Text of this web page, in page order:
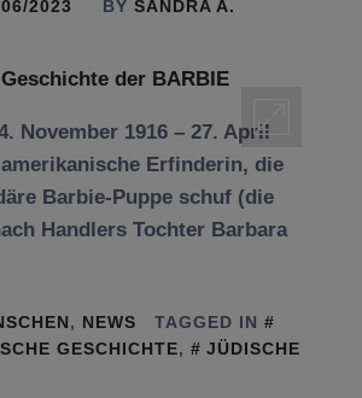
2023 BY SANDRA A.
November 1916 – 27. April
Erfinderin, die
Barbie-Puppe schuf (die
Handlers Tochter Barbara
, NEWS
TAGGED IN
GESCHICHTE,
JÜDISCHE